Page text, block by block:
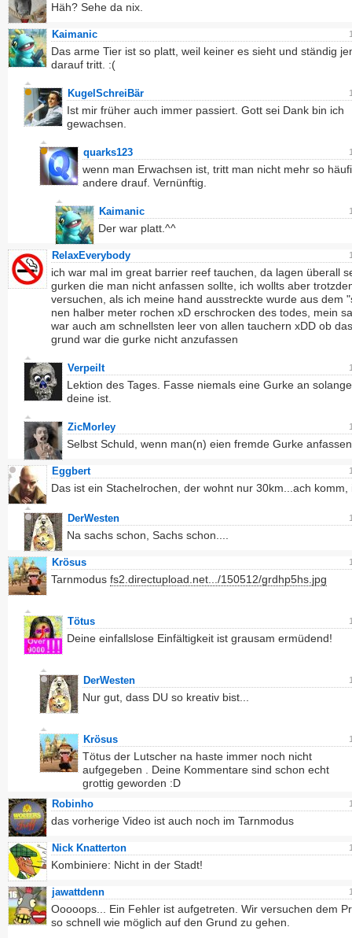
Häh? Sehe da nix.
Kaimanic
Das arme Tier ist so platt, weil keiner es sieht und ständig
darauf tritt. :(
KugelSchreiBär
Ist mir früher auch immer passiert. Gott sei Dank bin ich
gewachsen.
quarks123
wenn man Erwachsen ist, tritt man nicht mehr so
andere drauf. Vernünftig.
Kaimanic
Der war platt.^^
RelaxEverybody
ich war mal im great barrier reef tauchen, da lagen überall
gurken die man nicht anfassen sollte, ich wollts aber
versuchen, als ich meine hand ausstreckte wurde aus dem
nen halber meter rochen xD erschrocken des todes, mein
war auch am schnellsten leer von allen tauchern xDD ob
grund war die gurke nicht anzufassen
Verpeilt
Lektion des Tages. Fasse niemals eine Gurke an
deine ist.
ZicMorley
Selbst Schuld, wenn man(n) eien fremde Gurke
Eggbert
Das ist ein Stachelrochen, der wohnt nur 30km...ach komm,
DerWesten
Na sachs schon, Sachs schon....
Krösus
Tarnmodus fs2.directupload.net.../150512/grdhp5hs.jpg
Tötus
Deine einfallslose Einfältigkeit ist grausam ermüdend!
DerWesten
Nur gut, dass DU so kreativ bist...
Krösus
Tötus der Lutscher na haste immer noch nicht
aufgegeben . Deine Kommentare sind schon echt
grottig geworden :D
Robinho
das vorherige Video ist auch noch im Tarnmodus
Nick Knatterton
Kombiniere: Nicht in der Stadt!
jawattdenn
Ooooops... Ein Fehler ist aufgetreten. Wir versuchen dem
so schnell wie möglich auf den Grund zu gehen.